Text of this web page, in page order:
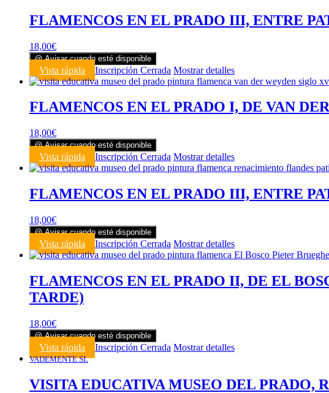
FLAMENCOS EN EL PRADO III, ENTRE
18,00€
@ Avisar cuando esté disponible
Vista rápida Inscripción Cerrada Mostrar detalles
FLAMENCOS EN EL PRADO I, DE VAN
18,00€
@ Avisar cuando esté disponible
Vista rápida Inscripción Cerrada Mostrar detalles
FLAMENCOS EN EL PRADO III, ENTRE
18,00€
@ Avisar cuando esté disponible
Vista rápida Inscripción Cerrada Mostrar detalles
FLAMENCOS EN EL PRADO II, DE EL
TARDE)
18,00€
@ Avisar cuando esté disponible
Vista rápida Inscripción Cerrada Mostrar detalles
VADEMENTE SL
VISITA EDUCATIVA MUSEO DEL PRADO,